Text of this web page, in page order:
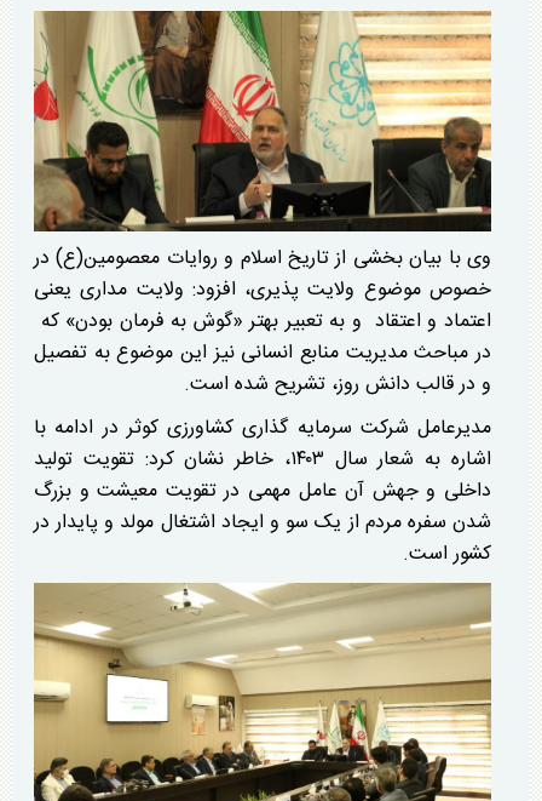
وی با بیان بخشی از تاریخ اسلام و روایات معصومین(ع) در
خصوص موضوع ولایت پذیری، افزود: ولایت مداری یعنی
اعتماد و اعتقاد و به تعبیر بهتر «گوش به فرمان بودن» که
در مباحث مدیریت منابع انسانی نیز این موضوع به تفصیل
و در قالب دانش روز، تشریح شده است.
مدیرعامل شرکت سرمایه گذاری کشاورزی کوثر در ادامه با
اشاره به شعار سال ۱۴۰۳، خاطر نشان کرد: تقویت تولید
داخلی و جهش آن عامل مهمی در تقویت معیشت و بزرگ
شدن سفره مردم از یک سو و ایجاد اشتغال مولد و پایدار در
کشور است.